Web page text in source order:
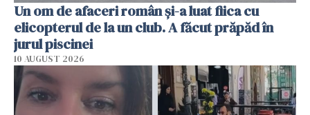
Un om de afaceri român și-a luat fiica cu
elicopterul de la un club. A făcut prăpăd în
jurul piscinei
10 AUGUST 2026